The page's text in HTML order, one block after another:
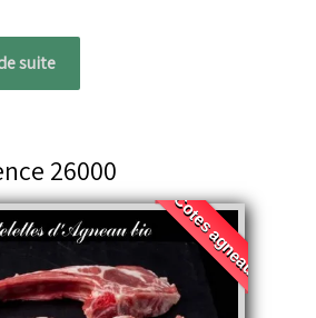
suite
26000
Cotes agneau